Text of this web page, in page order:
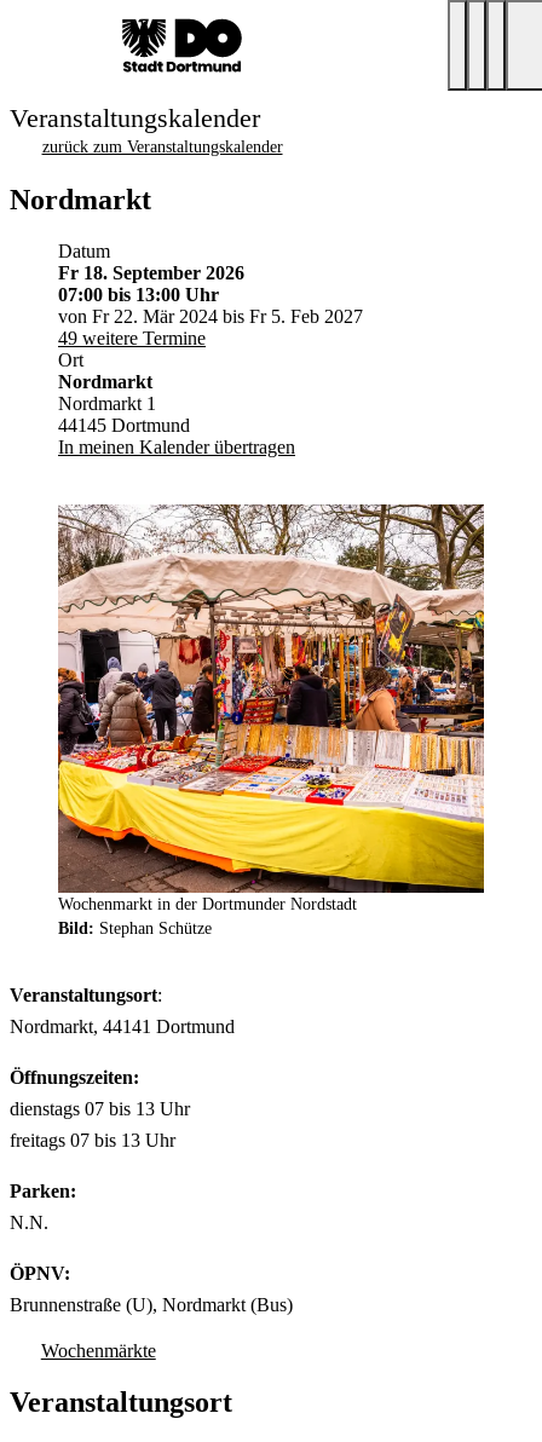
Veranstaltungskalender
zurück zum Veranstaltungskalender
Nordmarkt
Datum
Fr 18. September 2026
07:00 bis 13:00 Uhr
von Fr 22. Mär 2024 bis Fr 5. Feb 2027
49 weitere Termine
Ort
Nordmarkt
Nordmarkt 1
44145 Dortmund
In meinen Kalender übertragen
Wochenmarkt in der Dortmunder Nordstadt
Bild: Stephan Schütze
Veranstaltungsort:
Nordmarkt, 44141 Dortmund
Öffnungszeiten:
dienstags 07 bis 13 Uhr
freitags 07 bis 13 Uhr
Parken:
N.N.
ÖPNV:
Brunnenstraße (U), Nordmarkt (Bus)
Wochenmärkte
Veranstaltungsort